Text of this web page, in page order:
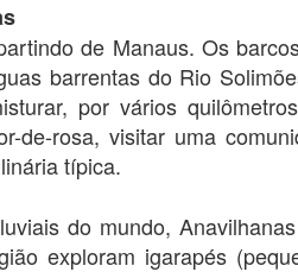
de Manaus. Os
barrentas do Rio
por vários
de-rosa, visitar uma
típica.
do mundo,
exploram igarapés